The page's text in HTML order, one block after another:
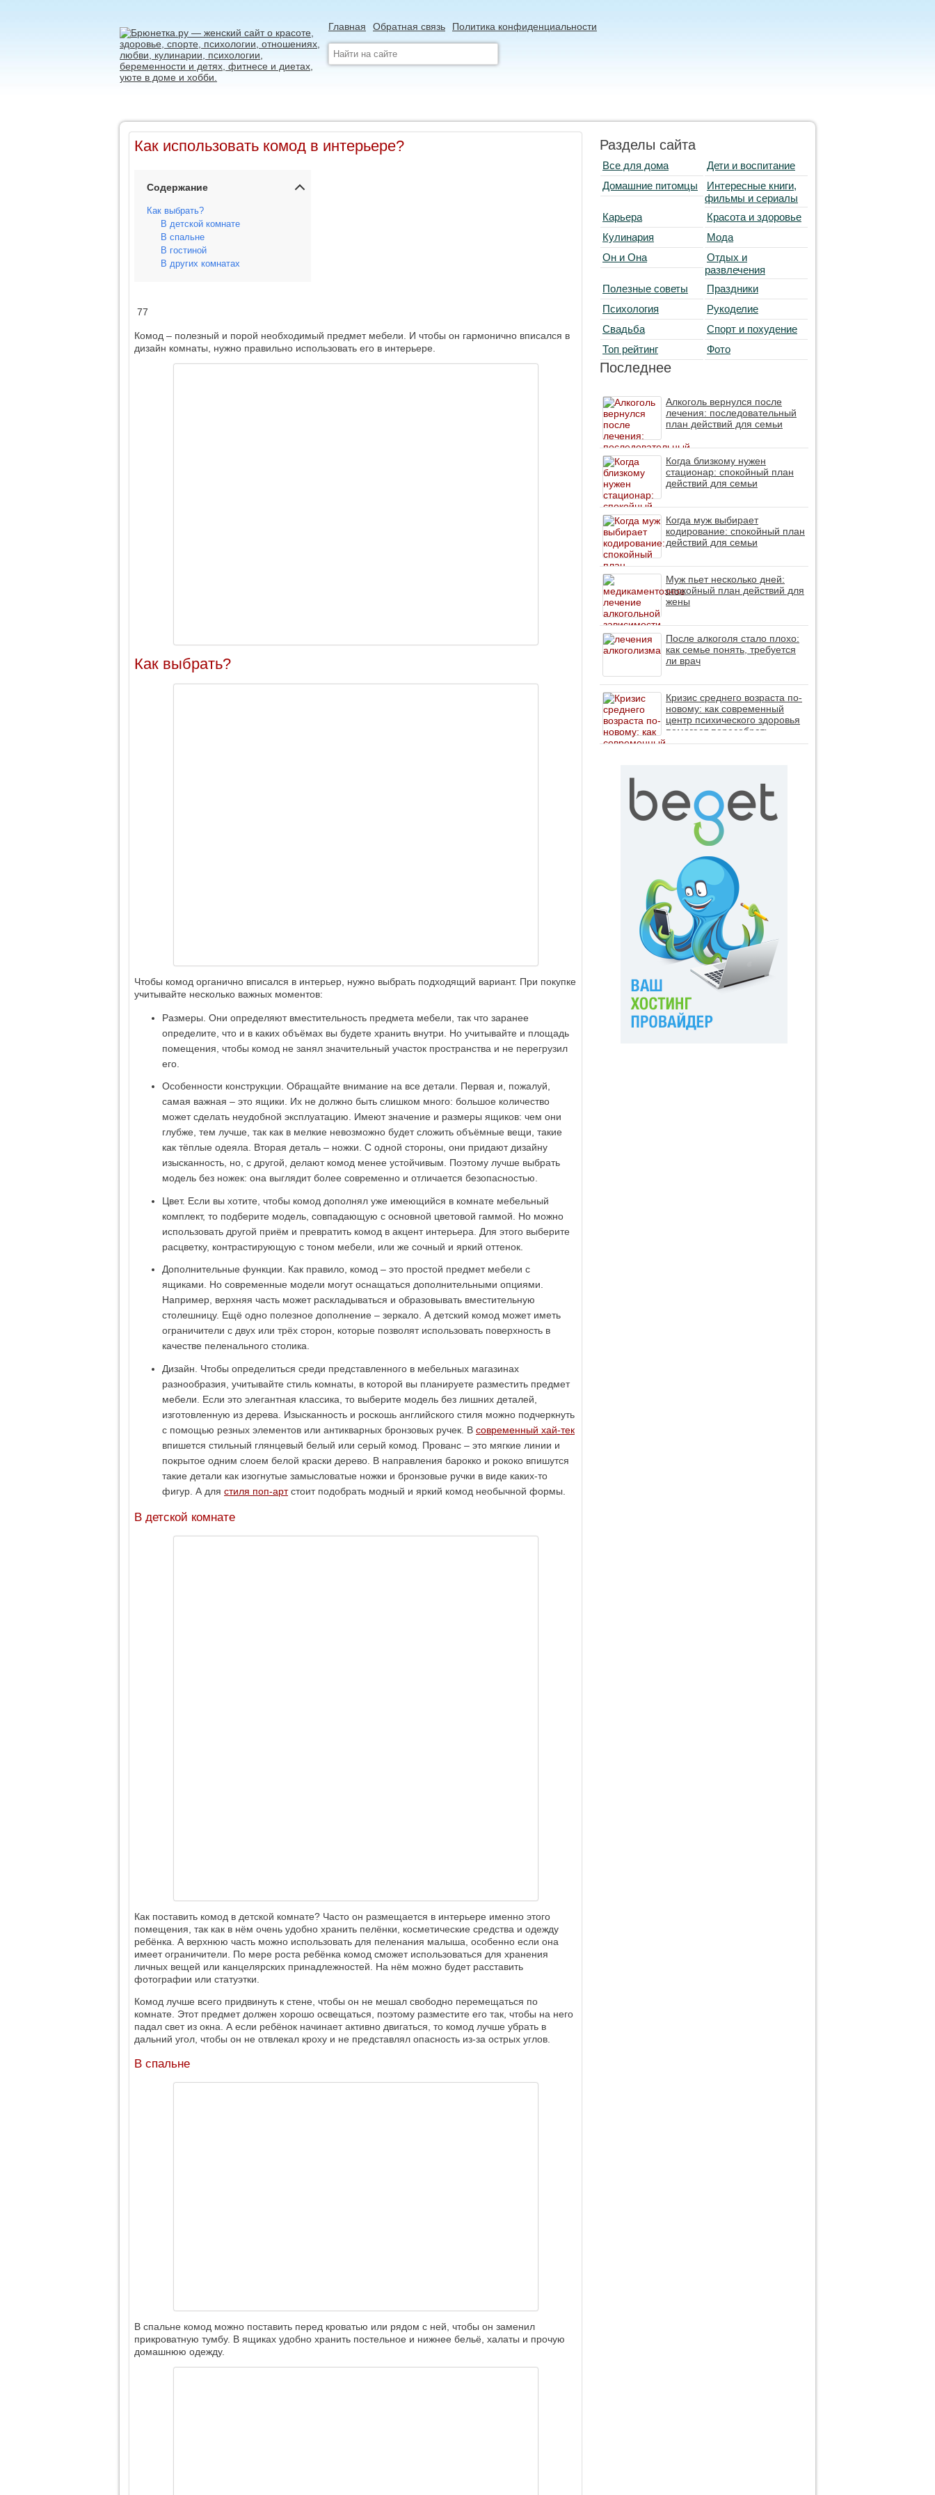
Главная Обратная связь Политика конфиденциальности
Как использовать комод в интерьере?
Содержание
Как выбрать?
В детской комнате
В спальне
В гостиной
В других комнатах
77
Комод – полезный и порой необходимый предмет мебели. И чтобы он гармонично вписался в
дизайн комнаты, нужно правильно использовать его в интерьере.
Как выбрать?
Чтобы комод органично вписался в интерьер, нужно выбрать подходящий вариант. При покупке
учитывайте несколько важных моментов:
Размеры. Они определяют вместительность предмета мебели, так что заранее
определите, что и в каких объёмах вы будете хранить внутри. Но учитывайте и площадь
помещения, чтобы комод не занял значительный участок пространства и не перегрузил
его.
Особенности конструкции. Обращайте внимание на все детали. Первая и, пожалуй,
самая важная – это ящики. Их не должно быть слишком много: большое количество
может сделать неудобной эксплуатацию. Имеют значение и размеры ящиков: чем они
глубже, тем лучше, так как в мелкие невозможно будет сложить объёмные вещи, такие
как тёплые одеяла. Вторая деталь – ножки. С одной стороны, они придают дизайну
изысканность, но, с другой, делают комод менее устойчивым. Поэтому лучше выбрать
модель без ножек: она выглядит более современно и отличается безопасностью.
Цвет. Если вы хотите, чтобы комод дополнял уже имеющийся в комнате мебельный
комплект, то подберите модель, совпадающую с основной цветовой гаммой. Но можно
использовать другой приём и превратить комод в акцент интерьера. Для этого выберите
расцветку, контрастирующую с тоном мебели, или же сочный и яркий оттенок.
Дополнительные функции. Как правило, комод – это простой предмет мебели с
ящиками. Но современные модели могут оснащаться дополнительными опциями.
Например, верхняя часть может раскладываться и образовывать вместительную
столешницу. Ещё одно полезное дополнение – зеркало. А детский комод может иметь
ограничители с двух или трёх сторон, которые позволят использовать поверхность в
качестве пеленального столика.
Дизайн. Чтобы определиться среди представленного в мебельных магазинах
разнообразия, учитывайте стиль комнаты, в которой вы планируете разместить предмет
мебели. Если это элегантная классика, то выберите модель без лишних деталей,
изготовленную из дерева. Изысканность и роскошь английского стиля можно подчеркнуть
с помощью резных элементов или антикварных бронзовых ручек. В современный хай-тек
впишется стильный глянцевый белый или серый комод. Прованс – это мягкие линии и
покрытое одним слоем белой краски дерево. В направления барокко и рококо впишутся
такие детали как изогнутые замысловатые ножки и бронзовые ручки в виде каких-то
фигур. А для стиля поп-артстоит подобрать модный и яркий комод необычной формы.
В детской комнате
Как поставить комод в детской комнате? Часто он размещается в интерьере именно этого
помещения, так как в нём очень удобно хранить пелёнки, косметические средства и одежду
ребёнка. А верхнюю часть можно использовать для пеленания малыша, особенно если она
имеет ограничители. По мере роста ребёнка комод сможет использоваться для хранения
личных вещей или канцелярских принадлежностей. На нём можно будет расставить
фотографии или статуэтки.
Комод лучше всего придвинуть к стене, чтобы он не мешал свободно перемещаться по
комнате. Этот предмет должен хорошо освещаться, поэтому разместите его так, чтобы на него
падал свет из окна. А если ребёнок начинает активно двигаться, то комод лучше убрать в
дальний угол, чтобы он не отвлекал кроху и не представлял опасность из-за острых углов.
В спальне
В спальне комод можно поставить перед кроватью или рядом с ней, чтобы он заменил
прикроватную тумбу. В ящиках удобно хранить постельное и нижнее бельё, халаты и прочую
домашнюю одежду.
Разделы сайта
Все для дома
Дети и воспитание
Домашние питомцы
Интересные книги,
фильмы и сериалы
Карьера
Красота и здоровье
Кулинария
Мода
Он и Она
Отдых и
развлечения
Полезные советы
Праздники
Психология
Рукоделие
Свадьба
Спорт и похудение
Топ рейтинг
Фото
Последнее
Алкоголь вернулся после
лечения: последовательный
план действий для семьи
Когда близкому нужен
стационар: спокойный план
действий для семьи
Когда муж выбирает
кодирование: спокойный план
действий для семьи
Муж пьет несколько дней:
спокойный план действий для
жены
После алкоголя стало плохо:
как семье понять, требуется
ли врач
Кризис среднего возраста по-
новому: как современный
центр психического здоровья
помогает пересобрать
личность без таблеток (методы